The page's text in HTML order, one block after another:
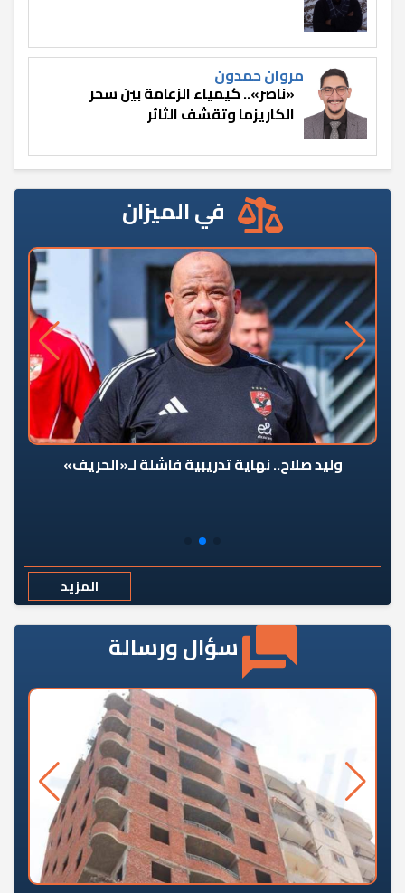
مروان حمدون
«ناصر».. كيمياء الزعامة بين سحر
الكاريزما وتقشف الثائر
في الميزان
وليد صلاح.. نهاية تدريبية فاشلة لـ«الحريف»
المزيد
سؤال ورسالة